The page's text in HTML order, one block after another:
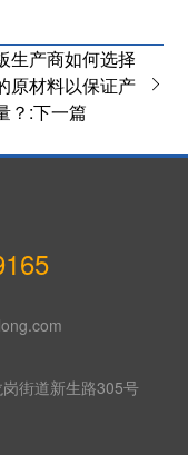
生产商如何选择
原材料以保证产
？:下一篇
街道新生路305号